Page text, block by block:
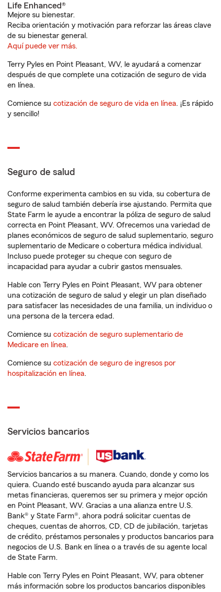
Life Enhanced®
Mejore su bienestar.
Reciba orientación y motivación para reforzar las áreas clave
de su bienestar general.
Aquí puede ver más.
Terry Pyles en Point Pleasant, WV, le ayudará a comenzar
después de que complete una cotización de seguro de vida
en línea.
Comience su cotización de seguro de vida en línea. ¡Es rápido
y sencillo!
Seguro de salud
Conforme experimenta cambios en su vida, su cobertura de
seguro de salud también debería irse ajustando. Permita que
State Farm le ayude a encontrar la póliza de seguro de salud
correcta en Point Pleasant, WV. Ofrecemos una variedad de
planes económicos de seguro de salud suplementario, seguro
suplementario de Medicare o cobertura médica individual.
Incluso puede proteger su cheque con seguro de
incapacidad para ayudar a cubrir gastos mensuales.
Hable con Terry Pyles en Point Pleasant, WV para obtener
una cotización de seguro de salud y elegir un plan diseñado
para satisfacer las necesidades de una familia, un individuo o
una persona de la tercera edad.
Comience su cotización de seguro suplementario de
Medicare en línea.
Comience su cotización de seguro de ingresos por
hospitalización en línea.
Servicios bancarios
Servicios bancarios a su manera. Cuando, donde y como los
quiera. Cuando esté buscando ayuda para alcanzar sus
metas financieras, queremos ser su primera y mejor opción
en Point Pleasant, WV. Gracias a una alianza entre U.S.
Bank® y State Farm®, ahora podrá solicitar cuentas de
cheques, cuentas de ahorros, CD, CD de jubilación, tarjetas
de crédito, préstamos personales y productos bancarios para
negocios de U.S. Bank en línea o a través de su agente local
de State Farm.
Hable con Terry Pyles en Point Pleasant, WV, para obtener
más información sobre los productos bancarios disponibles